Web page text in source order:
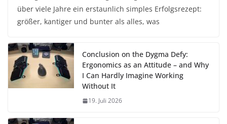
über viele Jahre ein erstaunlich simples Erfolgsrezept:
größer, kantiger und bunter als alles, was
Conclusion on the Dygma Defy:
Ergonomics as an Attitude – and Why
I Can Hardly Imagine Working
Without It
19. Juli 2026